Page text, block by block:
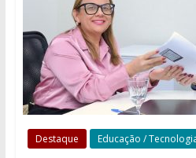
Destaque Educação /